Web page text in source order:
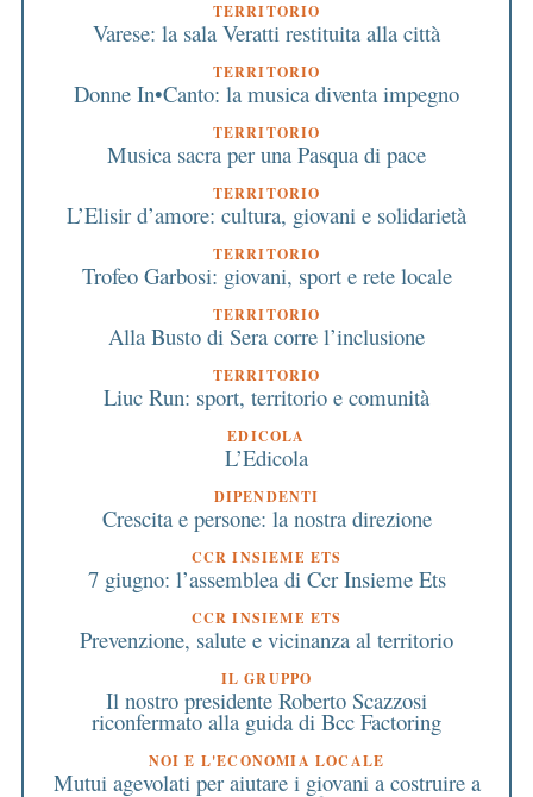
TERRITORIO
Varese: la sala Veratti restituita alla città
TERRITORIO
Donne In•Canto: la musica diventa impegno
TERRITORIO
Musica sacra per una Pasqua di pace
TERRITORIO
L’Elisir d’amore: cultura, giovani e solidarietà
TERRITORIO
Trofeo Garbosi: giovani, sport e rete locale
TERRITORIO
Alla Busto di Sera corre l’inclusione
TERRITORIO
Liuc Run: sport, territorio e comunità
EDICOLA
L’Edicola
DIPENDENTI
Crescita e persone: la nostra direzione
CCR INSIEME ETS
7 giugno: l’assemblea di Ccr Insieme Ets
CCR INSIEME ETS
Prevenzione, salute e vicinanza al territorio
IL GRUPPO
Il nostro presidente Roberto Scazzosi
riconfermato alla guida di Bcc Factoring
NOI E L'ECONOMIA LOCALE
Mutui agevolati per aiutare i giovani a costruire a